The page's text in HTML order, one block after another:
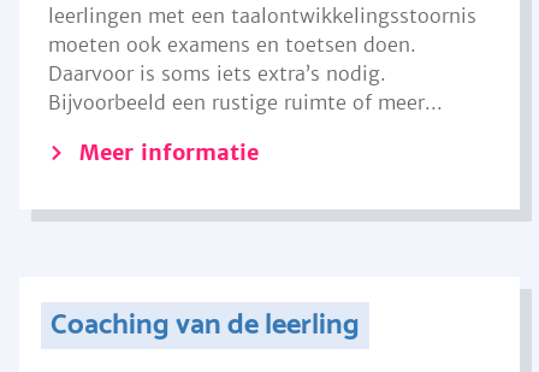
leerlingen met een taalontwikkelingsstoornis
moeten ook examens en toetsen doen.
Daarvoor is soms iets extra’s nodig.
Bijvoorbeeld een rustige ruimte of meer...
Meer informatie
Coaching van de leerling